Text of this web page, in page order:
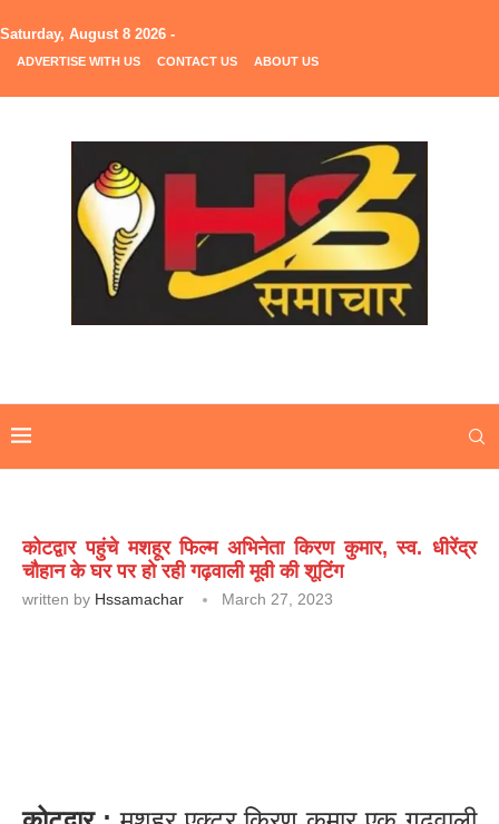
Saturday, August 8 2026 -
ADVERTISE WITH US CONTACT US ABOUT US
कोटद्वार पहुंचे मशहूर फिल्म अभिनेता किरण कुमार, स्व. धीरेंद्र
चौहान के घर पर हो रही गढ़वाली मूवी की शूटिंग
written by Hssamachar March 27, 2023